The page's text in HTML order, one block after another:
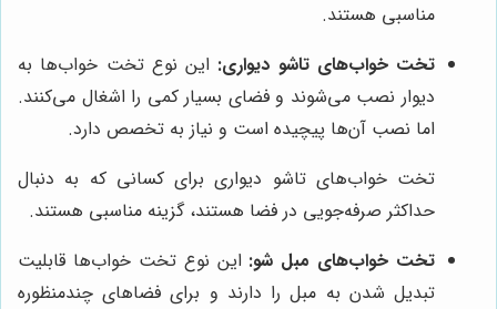
مناسبی هستند.
تخت خواب‌های تاشو دیواری: این نوع تخت خواب‌ها به
دیوار نصب می‌شوند و فضای بسیار کمی را اشغال می‌کنند.
اما نصب آن‌ها پیچیده است و نیاز به تخصص دارد.
تخت خواب‌های تاشو دیواری برای کسانی که به دنبال
حداکثر صرفه‌جویی در فضا هستند، گزینه مناسبی هستند.
تخت خواب‌های مبل شو: این نوع تخت خواب‌ها قابلیت
تبدیل شدن به مبل را دارند و برای فضاهای چندمنظوره